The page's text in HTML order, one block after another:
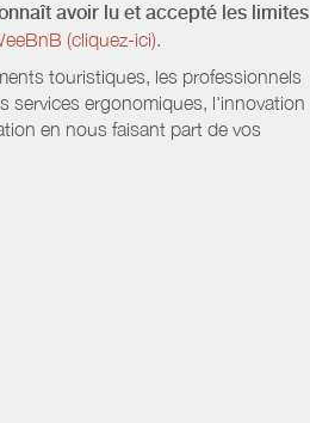
avoir lu et accepté les limites
(cliquez-ici).
touristiques, les professionnels
services ergonomiques, l'innovation
en nous faisant part de vos